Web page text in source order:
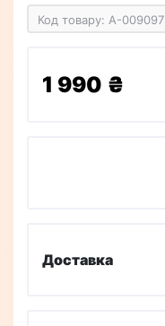
Код товару: A-009097
1 990 ₴
Доставка